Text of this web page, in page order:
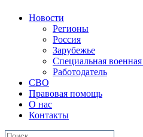
Новости
Регионы
Россия
Зарубежье
Специальная
Работодатель
СВО
Правовая помощь
О нас
Контакты